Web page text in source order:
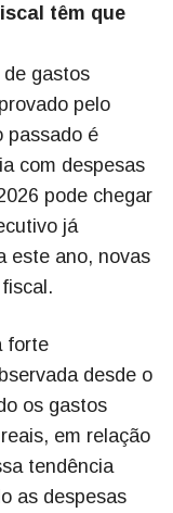
têm que
gastos
pelo
passado é
com despesas
pode chegar
já
este ano, novas
forte
desde o
os gastos
em relação
tendência
as despesas